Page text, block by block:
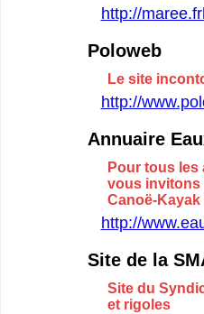
http://
Poloweb
Le site
http://
Annuaire
Pour tous
vous invitons
Canoë-Kayak
http://
Site de la
Site du
et rigoles